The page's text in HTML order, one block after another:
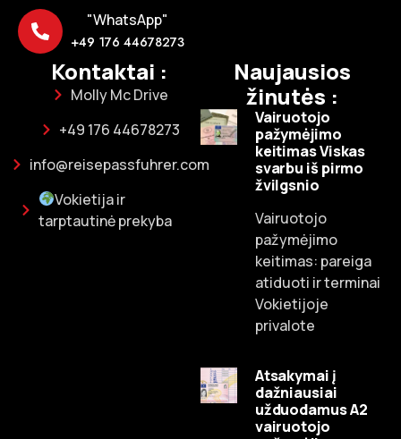
"WhatsApp"
+49 176 44678273
Kontaktai :
Molly Mc Drive
+49 176 44678273
info@reisepassfuhrer.com
Vokietija ir
tarptautinė prekyba
Naujausios
žinutės :
Vairuotojo
pažymėjimo
keitimas Viskas
svarbu iš pirmo
žvilgsnio
Vairuotojo
pažymėjimo
keitimas: pareiga
atiduoti ir terminai
Vokietijoje
privalote
Atsakymai į
dažniausiai
užduodamus A2
vairuotojo
Russian